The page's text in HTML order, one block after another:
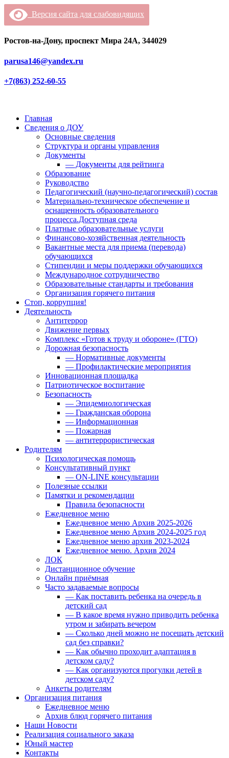
Версия сайта для слабовидящих
Ростов-на-Дону, проспект Мира 24А, 344029
parusa146@yandex.ru
+7(863) 252-60-55
Главная
Сведения о ДОУ
Основные сведения
Структура и органы управления
Документы
— Документы для рейтинга
Образование
Руководство
Педагогический (научно-педагогический) состав
Материально-техническое обеспечение и
оснащенность образовательного
процесса.Доступная среда
Платные образовательные услуги
Финансово-хозяйственная деятельность
Вакантные места для приема (перевода)
обучающихся
Стипендии и меры поддержки обучающихся
Международное сотрудничество
Образовательные стандарты и требования
Организация горячего питания
Стоп, коррупция!
Деятельность
Антитеррор
Движение первых
Комплекс «Готов к труду и обороне» (ГТО)
Дорожная безопасность
— Нормативные документы
— Профилактические мероприятия
Инновационная площадка
Патриотическое воспитание
Безопасность
— Эпидемиологическая
— Гражданская оборона
— Информационная
— Пожарная
— антитеррористическая
Родителям
Психологическая помощь
Консультативный пункт
— ON-LINE консультации
Полезные ссылки
Памятки и рекомендации
Правила безопасности
Ежедневное меню
Ежедневное меню Архив 2025-2026
Ежедневное меню Архив 2024-2025 год
Ежедневное меню архив 2023-2024
Ежедневное меню. Архив 2024
ЛОК
Дистанционное обучение
Онлайн приёмная
Часто задаваемые вопросы
— Как поставить ребенка на очередь в
детский сад
— В какое время нужно приводить ребенка
утром и забирать вечером
— Сколько дней можно не посещать детский
сад без справки?
— Как обычно проходит адаптация в
детском саду?
— Как организуются прогулки детей в
детском саду?
Анкеты родителям
Организация питания
Ежедневное меню
Архив блюд горячего питания
Наши Новости
Реализация социального заказа
Юный мастер
Контакты